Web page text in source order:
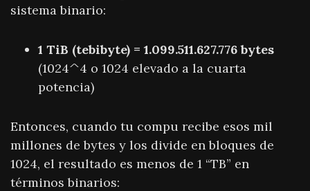
sistema binario:
1 TiB (tebibyte) = 1.099.511.627.776 bytes
(1024^4 o 1024 elevado a la cuarta
potencia)
Entonces, cuando tu compu recibe esos mil
millones de bytes y los divide en bloques de
1024, el resultado es menos de 1 “TB” en
términos binarios: